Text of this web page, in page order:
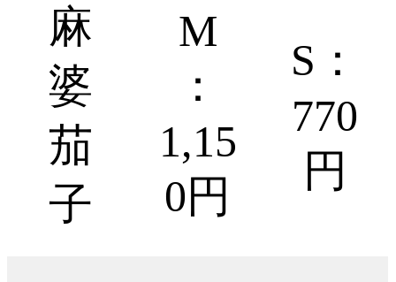
麻
婆
茄
子
M
：
1,15
0円
S：
770
円